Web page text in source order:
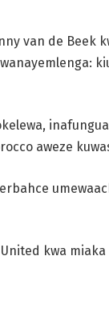
van de Beek
aweze
kwa